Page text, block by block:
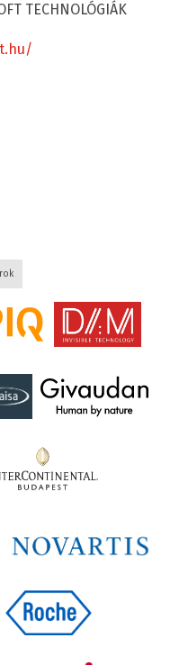
TECHNOLÓGIÁK